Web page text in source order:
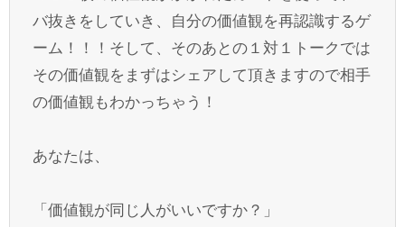
バ抜きをしていき、自分の価値観を再認識するゲ
ーム！！！そして、そのあとの１対１トークでは
その価値観をまずはシェアして頂きますので相手
の価値観もわかっちゃう！
あなたは、
「価値観が同じ人がいいですか？」